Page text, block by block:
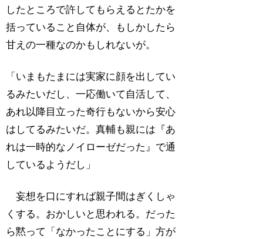
したところで許してもらえるとたかを
括っていること自体が、もしかしたら
甘えの一種なのかもしれないが。
「いまもたまには実家に顔を出してい
るみたいだし、一応働いて自活して、
あれ以降目立った奇行もないから安心
はしてるみたいだ。真輔も親には『あ
れは一時的なノイローゼだった』で通
しているようだし」
妄想を口にすれば親子間はぎくしゃ
くする。おかしいと思われる。だった
ら黙って「なかったことにする」方が